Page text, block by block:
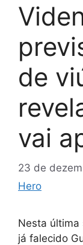
de
vai
23 de
Hero
Nesta última
já falecido